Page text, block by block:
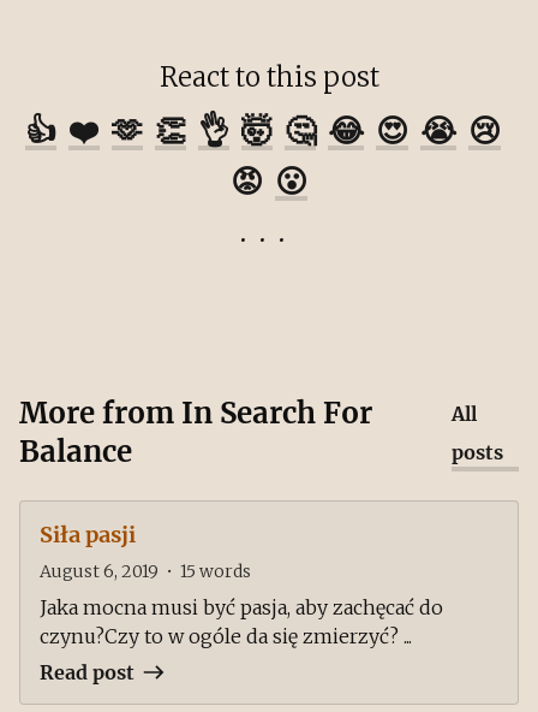
React to this post
👍 ❤️ 🫶 👏 👌 🤯 🤔 😂 😍 😭 😢
😡 😮
More from In Search For
Balance
All
posts
Siła pasji
August 6, 2019 • 15 words
Jaka mocna musi być pasja, aby zachęcać do
czynu?Czy to w ogóle da się zmierzyć? ...
Read post